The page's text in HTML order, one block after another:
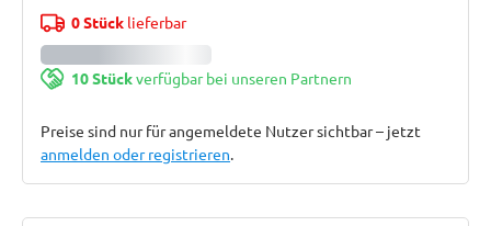
0 Stücklieferbar
10 Stückverfügbar bei unseren Partnern
Preise sind nur für angemeldete Nutzer sichtbar – jetzt
anmelden oder registrieren.